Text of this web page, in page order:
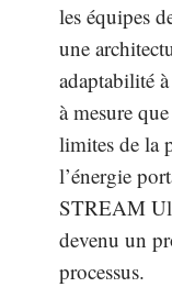
les équipes
une
adaptabilité
à mesure
limites de la
l’énergie
STREAM
devenu un
processus.